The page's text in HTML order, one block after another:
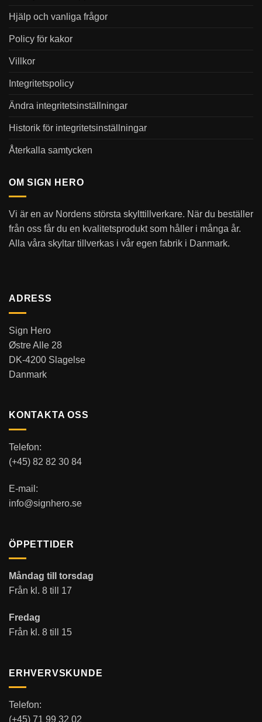
Hjälp och vanliga frågor
Policy för kakor
Villkor
Integritetspolicy
Ändra integritetsinställningar
Historik för integritetsinställningar
Återkalla samtycken
OM SIGN HERO
Vi är en av Nordens största skylttillverkare. När du beställer
från oss får du en kvalitetsprodukt som håller i många år.
Alla våra skyltar tillverkas i vår egen fabrik i Danmark.
ADRESS
Sign Hero
Østre Alle 28
DK-4200 Slagelse
Danmark
KONTAKTA OSS
Telefon:
(+45) 82 82 30 84
E-mail:
info@signhero.se
ÖPPETTIDER
Måndag till torsdag
Från kl. 8 till 17
Fredag
Från kl. 8 till 15
ERHVERVSKUNDE
Telefon:
(+45) 71 99 32 02